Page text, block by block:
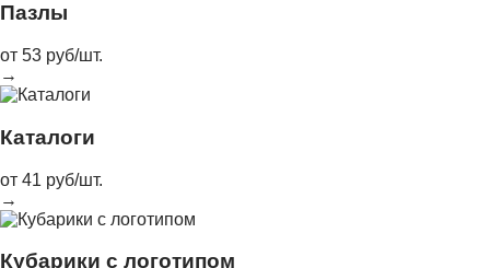
Пазлы
от 53 руб/шт.
→
Каталоги
от 41 руб/шт.
→
Кубарики с логотипом